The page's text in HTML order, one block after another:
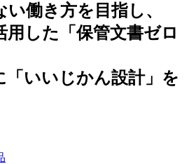
働き方を目指し、
用した「保管文書ゼロ
「いいじかん設計」を